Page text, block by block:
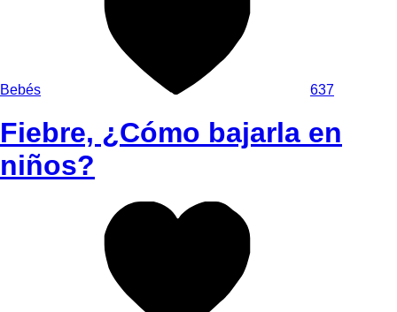
Bebés 637
Fiebre, ¿Cómo bajarla en
niños?